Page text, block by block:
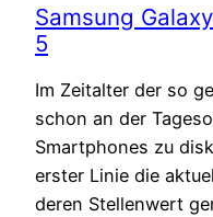
Samsung
5
Im Zeitalter der so
schon an der
Smartphones zu
erster Linie die
deren Stellenwert